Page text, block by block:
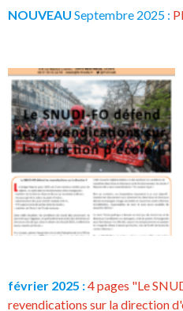
NOUVEAU Septembre 2025 :
février 2025 :4 pages "Le
revendications sur la direction